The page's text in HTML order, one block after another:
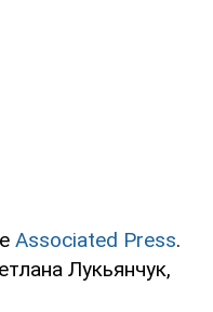
Associated Press.
Лукьянчук,